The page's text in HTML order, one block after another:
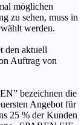
möglichen
zu sehen, muss in
werden.
den aktuell
Auftrag von
bezeichnen die
Angebot für
25 % der Kunden